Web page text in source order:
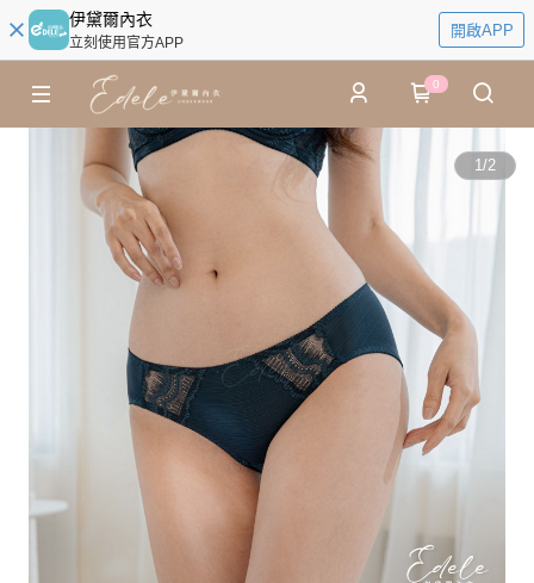
伊黛爾內衣
立刻使用官方APP
開啟APP
0
1/2